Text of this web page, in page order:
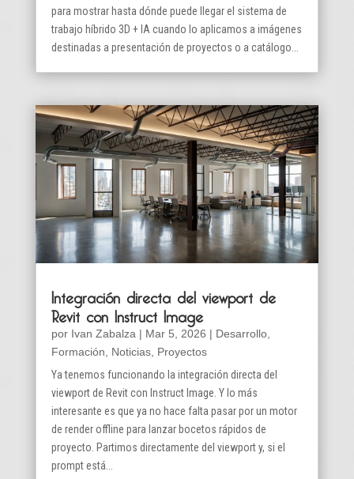
para mostrar hasta dónde puede llegar el sistema de
trabajo híbrido 3D + IA cuando lo aplicamos a imágenes
destinadas a presentación de proyectos o a catálogo...
Integración directa del viewport de
Revit con Instruct Image
por Ivan Zabalza | Mar 5, 2026 | Desarrollo,
Formación
Noticias, Proyectos
Ya tenemos funcionando la integración directa del
viewport de Revit con Instruct Image. Y lo más
interesante es que ya no hace falta pasar por un motor
de render offline para lanzar bocetos rápidos de
proyecto. Partimos directamente del viewport y, si el
prompt está...